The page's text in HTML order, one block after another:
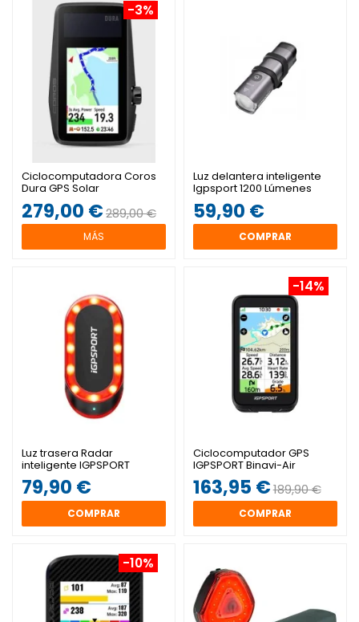
-3%
Ciclocomputadora Coros
Dura GPS Solar
279,00 €289,00 €
MÁS
Luz delantera inteligente
Igpsport 1200 Lúmenes
59,90 €
COMPRAR
Luz trasera Radar
inteligente IGPSPORT
SRmini
79,90 €
COMPRAR
-14%
Ciclocomputador GPS
IGPSPORT Binavi-Air
163,95 €189,90 €
COMPRAR
-10%